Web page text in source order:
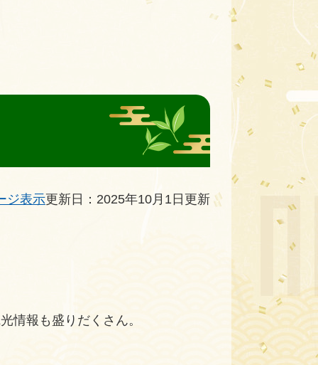
更新日：2025年10月1日更新
ジ表示
情報も盛りだくさん。